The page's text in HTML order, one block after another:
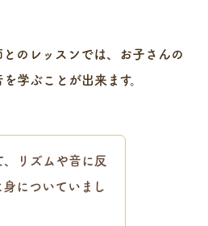
のレッスンでは、お子さんの
学ぶことが出来ます。
リズムや音に反
についていまし